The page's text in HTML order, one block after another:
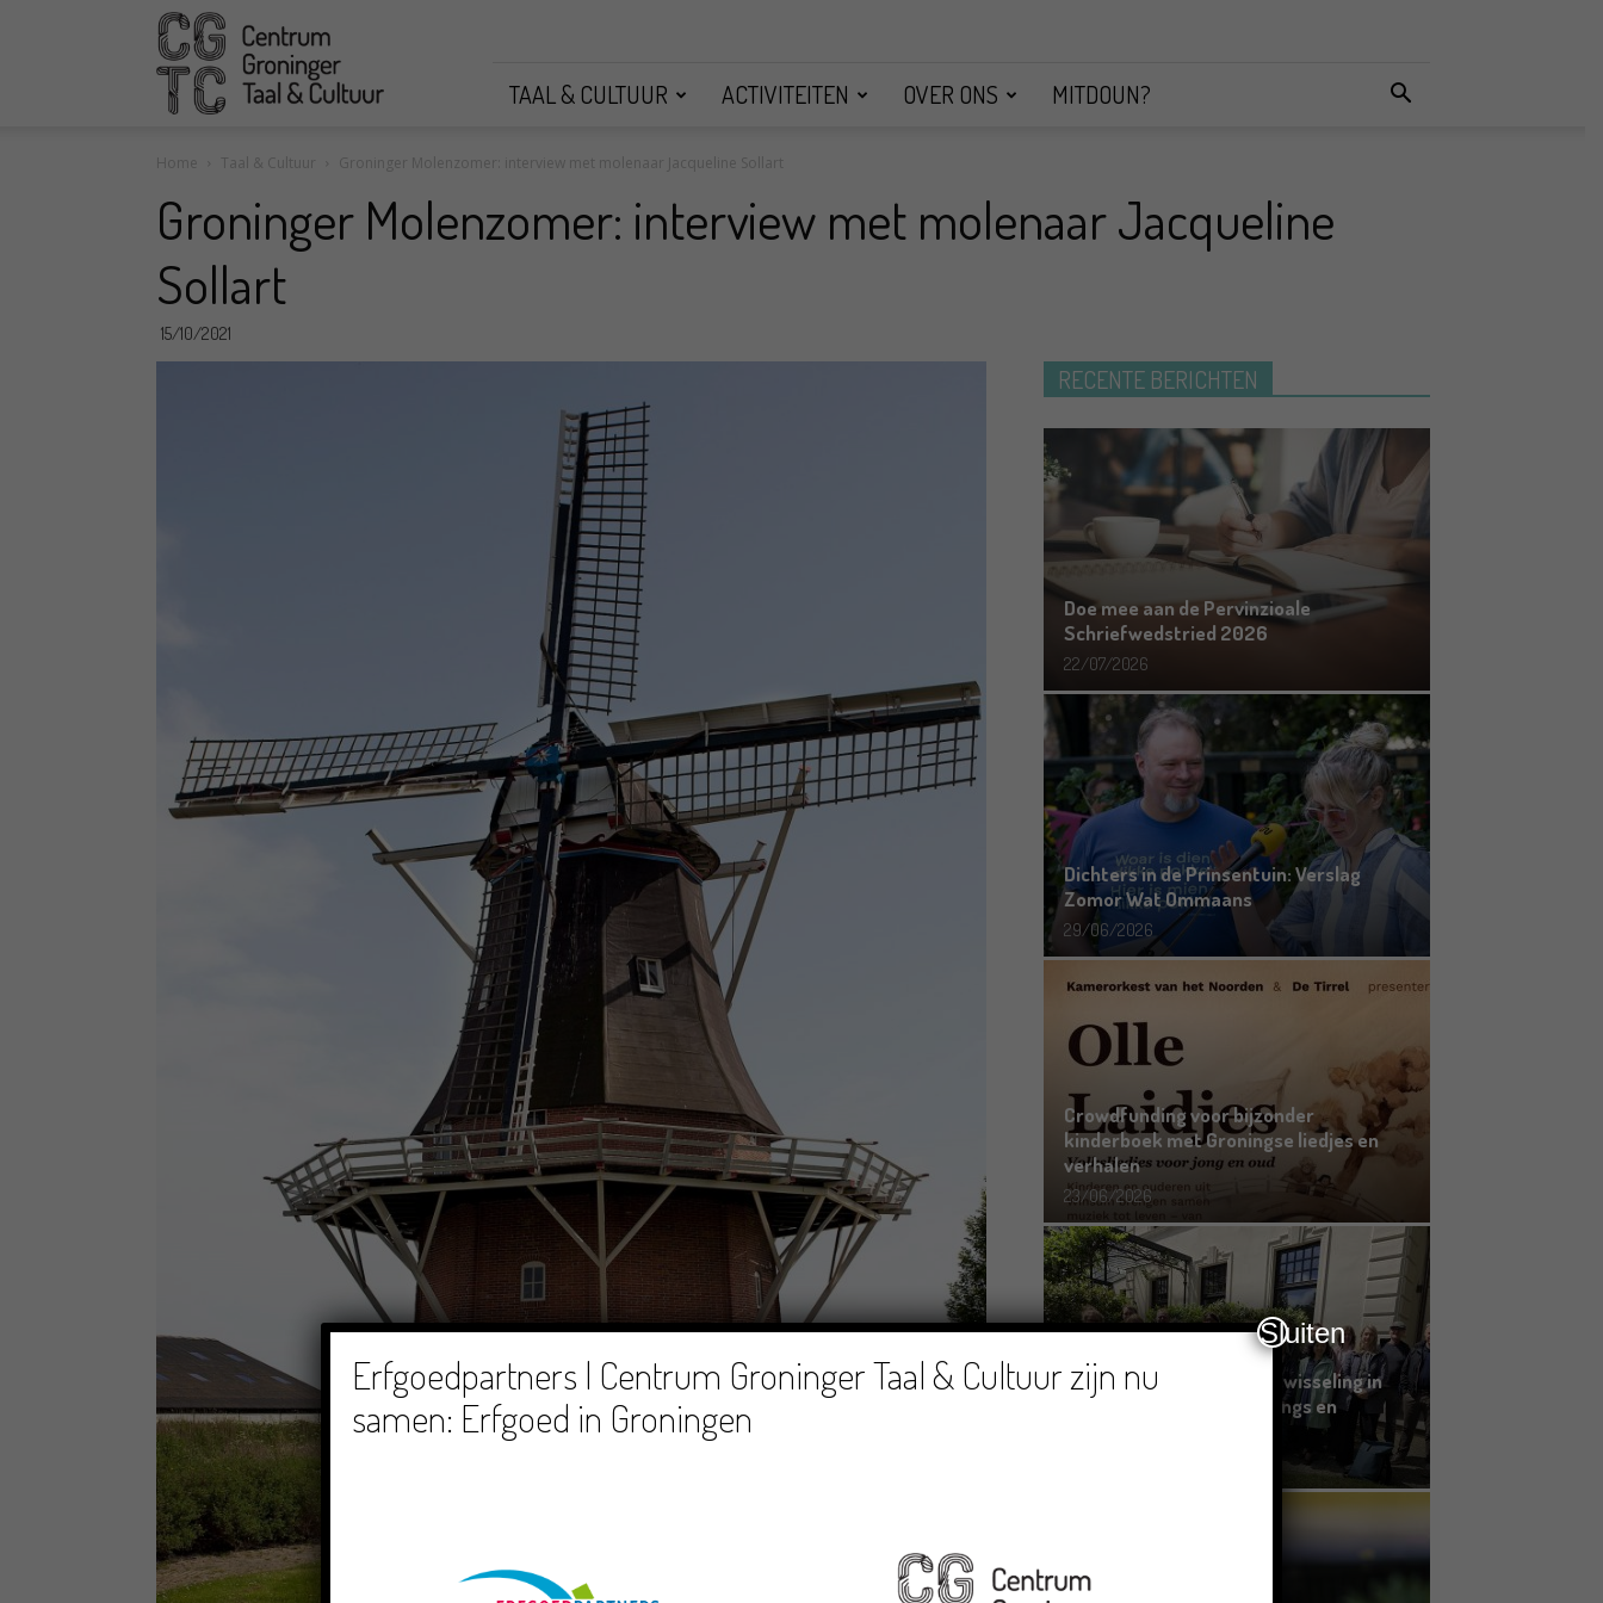
CGTC
TAAL & CULTUUR ACTIVITEITEN OVER ONS MITDOUN?
Home Taal & Cultuur Groninger Molenzomer: interview met molenaar Jacqueline Sollart
Groninger Molenzomer: interview met molenaar Jacqueline
Sollart
15/10/2021
RECENTE BERICHTEN
Doe mee aan de Pervinzioale
Schriefwedstried 2026
22/07/2026
Dichters in de Prinsentuin: Verslag
Zomor Wat Ommaans
29/06/2026
Crowdfunding voor bijzonder
kinderboek met Groningse liedjes en
verhalen
23/06/2026
Grensoverschrijdende uitwisseling in
Oldenburg rond het Gronings en
Erfgoedpartners | Centrum Groninger Taal & Cultuur zijn nu
samen: Erfgoed in Groningen
Sluiten